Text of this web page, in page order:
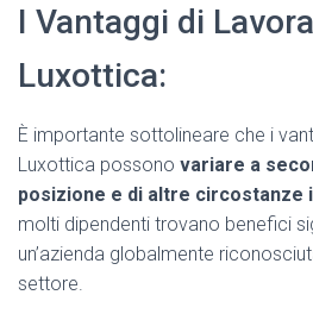
I Vantaggi di
Luxottica:
È importante sottolineare che i
Luxottica possono variare a
posizione e di altre circostanze
molti dipendenti trovano benefici
un’azienda globalmente
settore.